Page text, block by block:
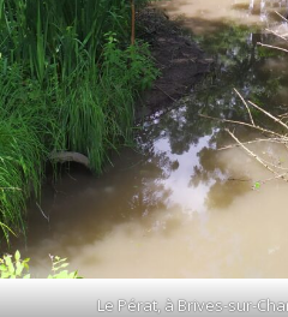
Le Pérat, à Brives-sur-